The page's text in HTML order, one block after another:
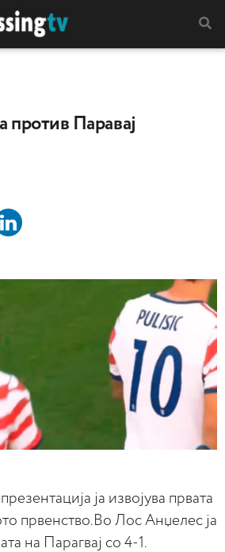
против Паравај
ја извојува првата
првенство.Во Лос Анџелес ја
на Парагвај со 4-1.